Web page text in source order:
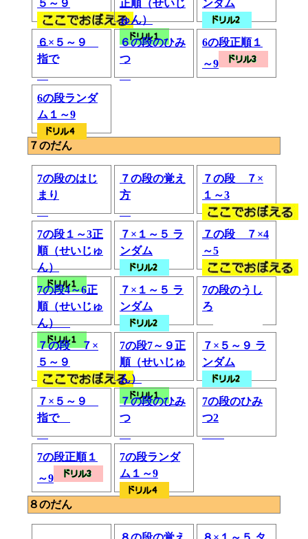
５～９
正順（せいじ
ゅん）
ンダム
６×５～９
指で
６の段のひみ
つ
6の段正順１
～9
6の段ランダ
ム１～9
７のだん
7の段のはじ
まり
７の段の覚え
方
７の段 ７×
１～3
7の段１～3正
順（せいじゅ
ん）
７×１～５ ラ
ンダム
７の段 ７×4
～5
7の段4～6正
順（せいじゅ
ん）
７×１～５ ラ
ンダム
7の段のうし
ろ
７の段 ７×
５～９
7の段7～９正
順（せいじゅ
ん）
７×５～９ ラ
ンダム
７×５～９
指で
７の段のひみ
つ
7の段のひみ
つ2
7の段正順１
～9
7の段ランダ
ム１～9
８のだん